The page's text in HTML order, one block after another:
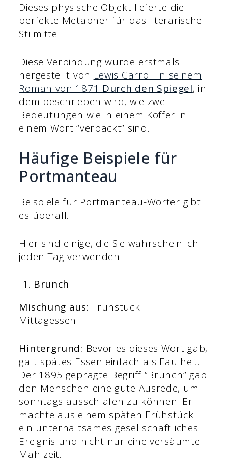
Dieses physische Objekt lieferte die
perfekte Metapher für das literarische
Stilmittel.
Diese Verbindung wurde erstmals
hergestellt von Lewis Carroll in seinem
Roman von 1871 Durch den Spiegel, in
dem beschrieben wird, wie zwei
Bedeutungen wie in einem Koffer in
einem Wort “verpackt” sind.
Häufige Beispiele für
Portmanteau
Beispiele für Portmanteau-Wörter gibt
es überall.
Hier sind einige, die Sie wahrscheinlich
jeden Tag verwenden:
Brunch
Mischung aus: Frühstück +
Mittagessen
Hintergrund: Bevor es dieses Wort gab,
galt spätes Essen einfach als Faulheit.
Der 1895 geprägte Begriff “Brunch” gab
den Menschen eine gute Ausrede, um
sonntags ausschlafen zu können. Er
machte aus einem späten Frühstück
ein unterhaltsames gesellschaftliches
Ereignis und nicht nur eine versäumte
Mahlzeit.